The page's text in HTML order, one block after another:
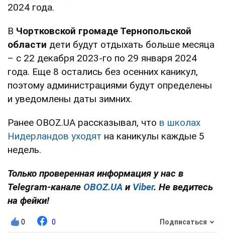
2024 года.
В Чортковской громаде Тернопольской
области дети будут отдыхать больше месяца
– с 22 декабря 2023-го по 29 января 2024
года. Еще 8 остались без осенних каникул,
поэтому администрациями будут определены
и уведомлены даты зимних.
Ранее OBOZ.UA рассказывал, что в школах
Нидерландов уходят на каникулы каждые 5
недель.
Только проверенная информация у нас в
Telegram-канале OBOZ.UA и Viber. Не ведитесь
на фейки!
0 0 Подписаться